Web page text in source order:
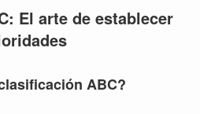
El arte de establecer
ABC?